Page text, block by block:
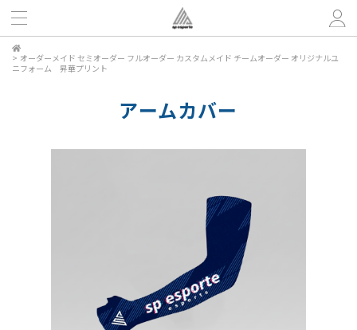
> オーダーメイド セミオーダー フルオーダー カスタムメイド チームオーダー オリジナルユ
ニフォーム 昇華プリント
アームカバー